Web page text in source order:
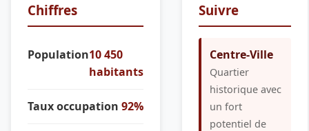
Chiffres
Population10 450
habitants
Taux occupation 92%
Suivre
Centre-Ville
Quartier
historique avec
un fort
potentiel de